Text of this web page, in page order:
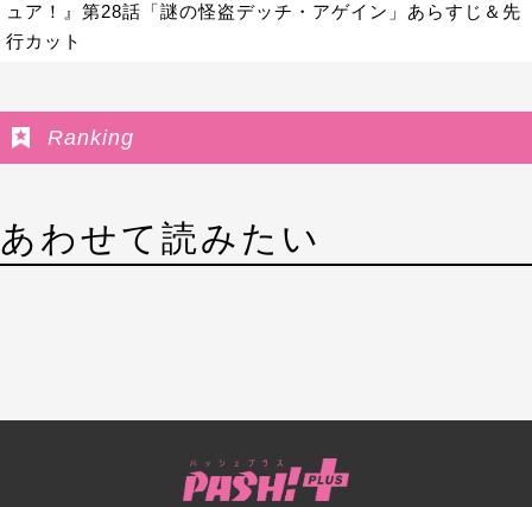
ュア！』第28話「謎の怪盗デッチ・アゲイン」あらすじ＆先
行カット
Ranking
あわせて読みたい